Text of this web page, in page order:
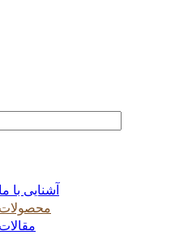
آشنایی با ما
محصولات
مقالات